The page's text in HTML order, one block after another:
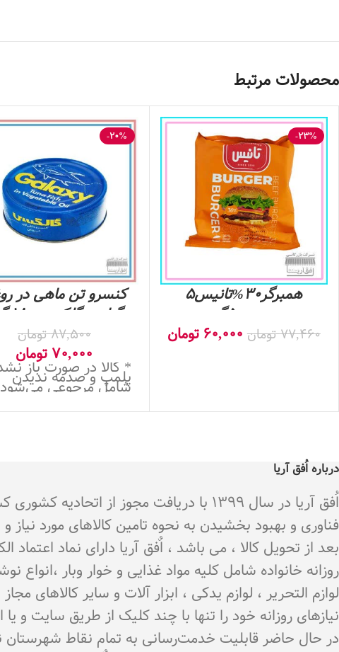
محصولات مرتبط
-23%
همبرگر30%تانیس5
77,460تومان 60,000 تومان
-20%
کنسرو تن ماهی در
گیاهی گلکسی-180 گرم
87,500تومان
70,000 تومان
* کالا در صورت باز
پلمپ و صدمه ندیدن
شامل مرجوعی
درباره اُفق آریا
اُفق آریا در سال 1399 با دریافت
فناوری و بهبود بخشیدن به نحوه تامین کالاهای مورد
بعد از تحویل کالا ، می باشد ، اٌفق آریا دارای نماد
روزانه خانواده شامل کلیه مواد غذایی و خوار وبار
لوازم التحریر ، لوازم یدکی ، ابزار آلات و سایر
نیازهای روزانه خود را تنها با چند کلیک از طریق سایت و
در حال حاضر قابلیت خدمت‌رسانی به تمام نقاط شهرستان